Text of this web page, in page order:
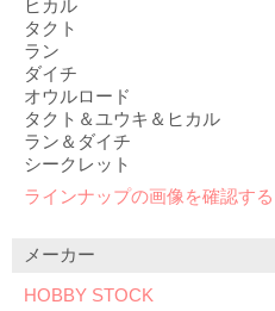
ヒカル
タクト
ラン
ダイチ
オウルロード
タクト＆ユウキ＆ヒカル
ラン＆ダイチ
シークレット
ラインナップの画像を確認する
メーカー
HOBBY STOCK